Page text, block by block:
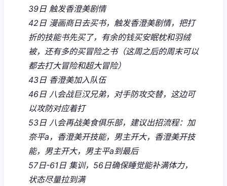
39日 触发香澄美剧情
42日 漫画商日去买书，触发香澄美剧情，把打
折的技能书先买了，有余的钱买安眠枕和羽绒
被，还有多的买冒险之书（这周之后的周末可以
都去打大冒险和超大冒险）
43日 香澄美加入队伍
46日 八会战巨汉兄弟，对手防攻交替，这边可
以攻防对应着打
53日 八会再战美食俱乐部，建议出招流程：加
奈平a，香澄美开技能，男主开大，香澄美开技
能，男主开大，男主平a到最后
57日-61日 集训，56日确保睡觉能补满体力，
状态尽量拉到满